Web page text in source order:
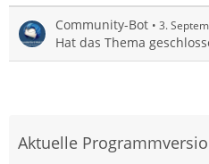
Community-Bot 3.
Hat das Thema
Aktuelle